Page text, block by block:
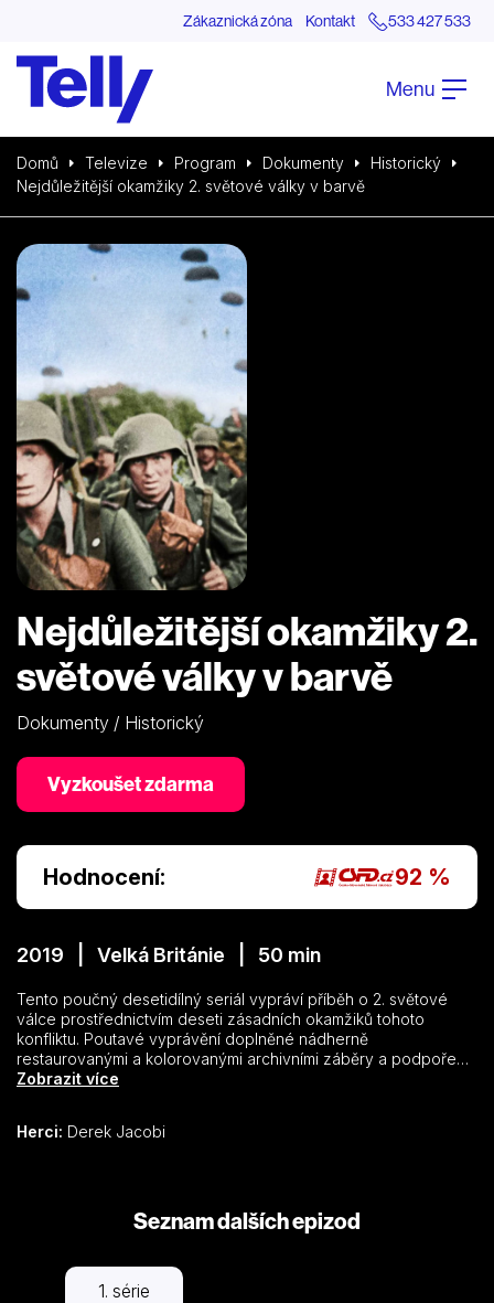
Zákaznická zóna Kontakt 533 427 533
Menu
Domů Televize Program Dokumenty
Historický
Nejdůležitější okamžiky 2. světové války v barvě
Nejdůležitější okamžiky 2.
světové války v barvě
Dokumenty / Historický
Vyzkoušet zdarma
Hodnocení: 92 %
2019 | Velká Británie | 50 min
Tento poučný desetidílný seriál vypráví příběh o 2. světové
válce prostřednictvím deseti zásadních okamžiků tohoto
konfliktu. Poutavé vyprávění doplněné nádherně
restaurovanými a kolorovanými archivními záběry a podpořené
řadou světových historiků oživuje nesmírně důležitou dobu v
Zobrazit více
Herci: Derek Jacobi
Seznam dalších epizod
1. série